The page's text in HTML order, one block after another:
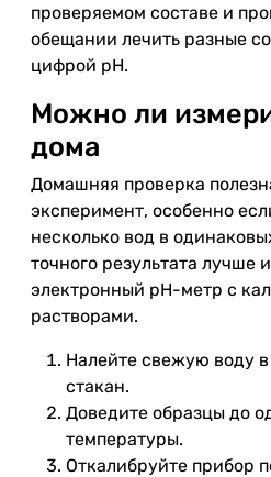
проверяемом составе и
обещании лечить разные
цифрой pH.
Можно ли
дома
Домашняя проверка
эксперимент, особенно
несколько вод в
точного результата лучше
электронный pH-метр с
растворами.
Налейте свежую воду
стакан.
Доведите образцы до
температуры.
Откалибруйте прибор